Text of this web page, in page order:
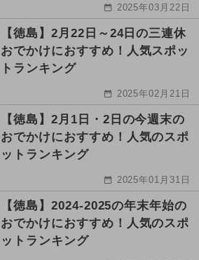
2025年03月22日
【徳島】2月22日～24日の三連休
おでかけにおすすめ！人気スポッ
トランキング
2025年02月21日
【徳島】2月1日・2日の今週末の
おでかけにおすすめ！人気のスポ
ットランキング
2025年01月31日
【徳島】2024-2025の年末年始の
おでかけにおすすめ！人気のスポ
ットランキング